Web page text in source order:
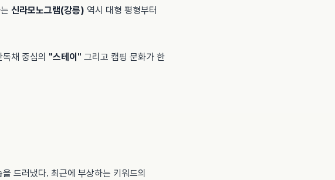
신라모노그램(강릉) 역시 대형 평형부터
채 중심의 "스테이" 그리고 캠핑 문화가 한
드러냈다. 최근에 부상하는 키워드의